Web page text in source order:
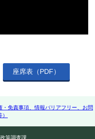
座席表（PDF）
免責事項、情報バリアフリー、お問
策調査課